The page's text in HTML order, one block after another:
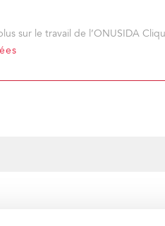
sur le travail de l’ONUSIDA